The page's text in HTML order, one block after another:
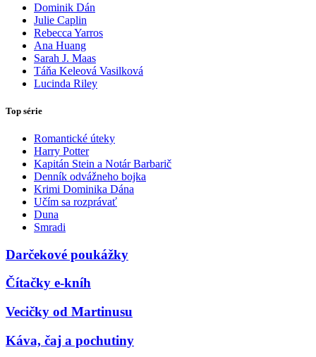
Dominik Dán
Julie Caplin
Rebecca Yarros
Ana Huang
Sarah J. Maas
Táňa Keleová Vasilková
Lucinda Riley
Top série
Romantické úteky
Harry Potter
Kapitán Stein a Notár Barbarič
Denník odvážneho bojka
Krimi Dominika Dána
Učím sa rozprávať
Duna
Smradi
Darčekové poukážky
Čítačky e-kníh
Vecičky od Martinusu
Káva, čaj a pochutiny